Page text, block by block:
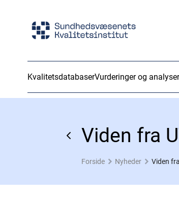
KvalitetsdatabaserVurderinger og analyser
Forside Nyheder Viden